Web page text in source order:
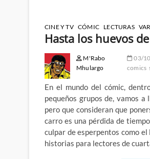
CINE Y TV CÓMIC LECTURAS
Hasta los huevos
M'Rabo
Mhulargo
03/
comics
En el mundo del cómic,
pequeños grupos de, vamos
pero que consideran que
carro es una pérdida de
culpar de esperpentos como
historias para lectores de